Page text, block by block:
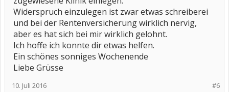
Widerspruch einzulegen ist zwar etwas schreiberei
und bei der Rentenversicherung wirklich nervig,
aber es hat sich bei mir wirklich gelohnt.
Ich hoffe ich konnte dir etwas helfen.
Ein schönes sonniges Wochenende
Liebe Grüsse
#6
10. Juli 2016